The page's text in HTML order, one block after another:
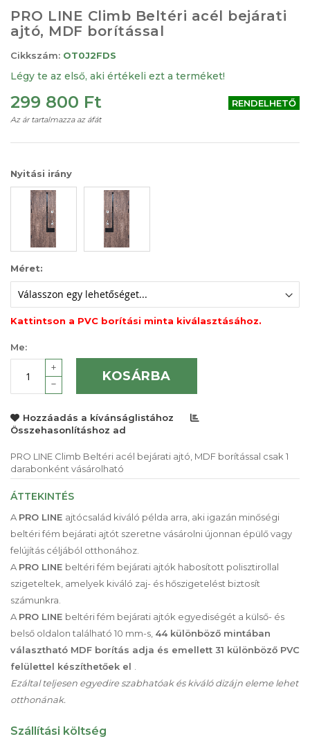
PRO LINE Climb Beltéri acél bejárati
ajtó, MDF borítással
Cikkszám: OT0J2FDS
Légy te az első, aki értékeli ezt a terméket!
299 800 Ft
Az ár tartalmazza az áfát
RENDELHETŐ
Nyitási irány
Méret:
Kattintson a PVC borítási minta kiválasztásához.
Me:
KOSÁRBA
Hozzáadás a kívánságlistához
Összehasonlításhoz ad
PRO LINE Climb Beltéri acél bejárati ajtó, MDF borítással csak 1
darabonként vásárolható
ÁTTEKINTÉS
A PRO LINE ajtócsalád kiváló példa arra, aki igazán minőségi
beltéri fém bejárati ajtót szeretne vásárolni újonnan épülő vagy
felújítás céljából otthonához.
A PRO LINE beltéri fém bejárati ajtók habosított polisztirollal
szigeteltek, amelyek kiváló zaj- és hőszigetelést biztosít
számunkra.
A PRO LINE beltéri fém bejárati ajtók egyediségét a külső- és
belső oldalon található 10 mm-s, 44 különböző mintában
választható MDF borítás adja és emellett 31 különböző PVC
felülettel készíthetőek el
Ezáltal teljesen egyedire szabhatóak és kiváló dizájn eleme lehet
otthonának.
Szállítási költség
a
képgaléria